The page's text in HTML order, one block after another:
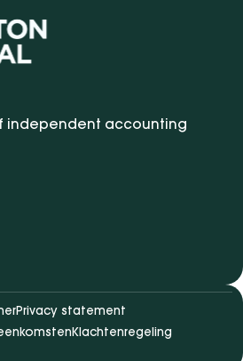
independent accounting
op Instagram
op Facebook
op Youtube
Privacy statement
Klachtenregeling